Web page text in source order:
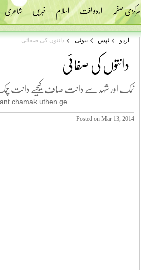
مرکزی صفحہ اردو لغت اسلام خبریں شاعری
اردو ٹپس بیوٹی دانتوں کی صفائی
دانتوں کی صفائی
نمک اور شہد سے دانت صاف کیجیے دانت
chamak uthen ge .
Posted on Mar 13, 2014